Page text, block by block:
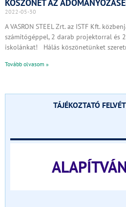
KÖSZÖNET AZ
2022-05-30
A VASRON STEEL Zrt. az ISTF Kft.
számítógéppel, 2 darab projektorral és
iskolánkat! Hálás köszönetünket
Tovább olvasom »
TÁJÉKOZTATÓ